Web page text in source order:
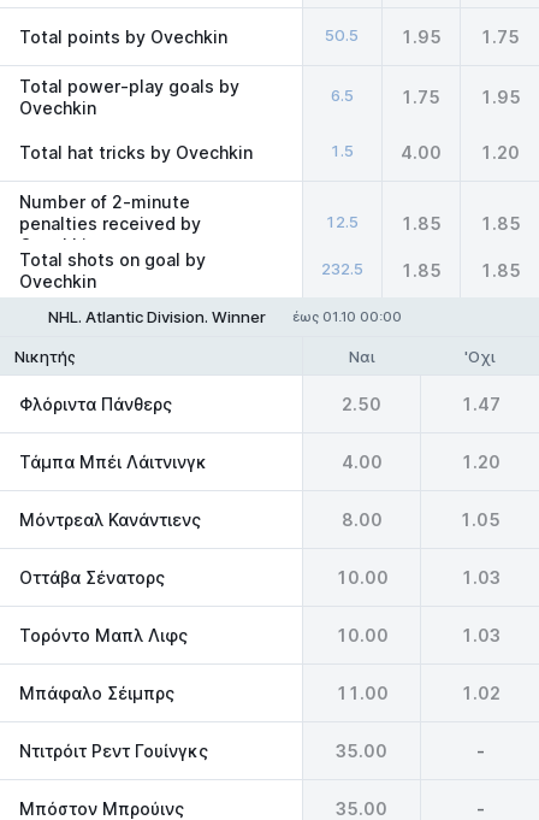
Total points by Ovechkin 50.5 1.95 1.75
Total power-play goals by
Ovechkin
6.5 1.75 1.95
Total hat tricks by Ovechkin 1.5 4.00 1.20
Number of 2-minute
penalties received by
Ovechkin
12.5 1.85
1.85
Total shots on goal by
Ovechkin
232.5 1.85 1.85
NHL. Atlantic Division. Winner έως 01.10 00:00
Νικητής Ναι 'Οχι
Φλόριντα Πάνθερς 2.50 1.47
Τάμπα Μπέι Λάιτνινγκ 4.00 1.20
Μόντρεαλ Κανάντιενς 8.00 1.05
Οττάβα Σένατορς 10.00 1.03
Τορόντο Μαπλ Λιφς 10.00 1.03
Μπάφαλο Σέιμπρς 11.00 1.02
Ντιτρόιτ Ρεντ Γουίνγκς 35.00 -
Μπόστον Μπρούινς 35.00 -